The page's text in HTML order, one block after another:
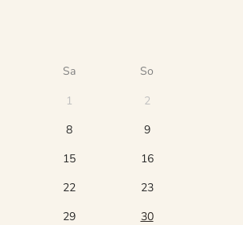
Sa
So
1
2
8
9
15
16
22
23
29
30